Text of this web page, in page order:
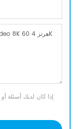
إذا كان لديك أسئلة